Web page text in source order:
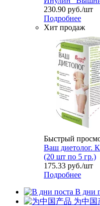
230.90 руб./шт
Подробнее
Хит продаж
Быстрый
Ваш диетолог.
(20 шт по 5 гр.)
175.33 руб./шт
Подробнее
В дни
为中国